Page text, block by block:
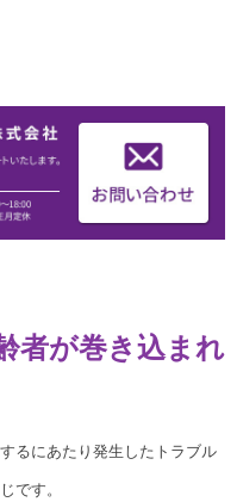
者が巻き込まれ
るにあたり発生したトラブル
です。